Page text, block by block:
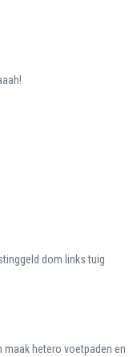
dom links tuig
hetero voetpaden en